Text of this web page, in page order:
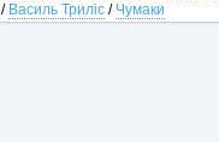
/ Василь Триліс / Чумаки